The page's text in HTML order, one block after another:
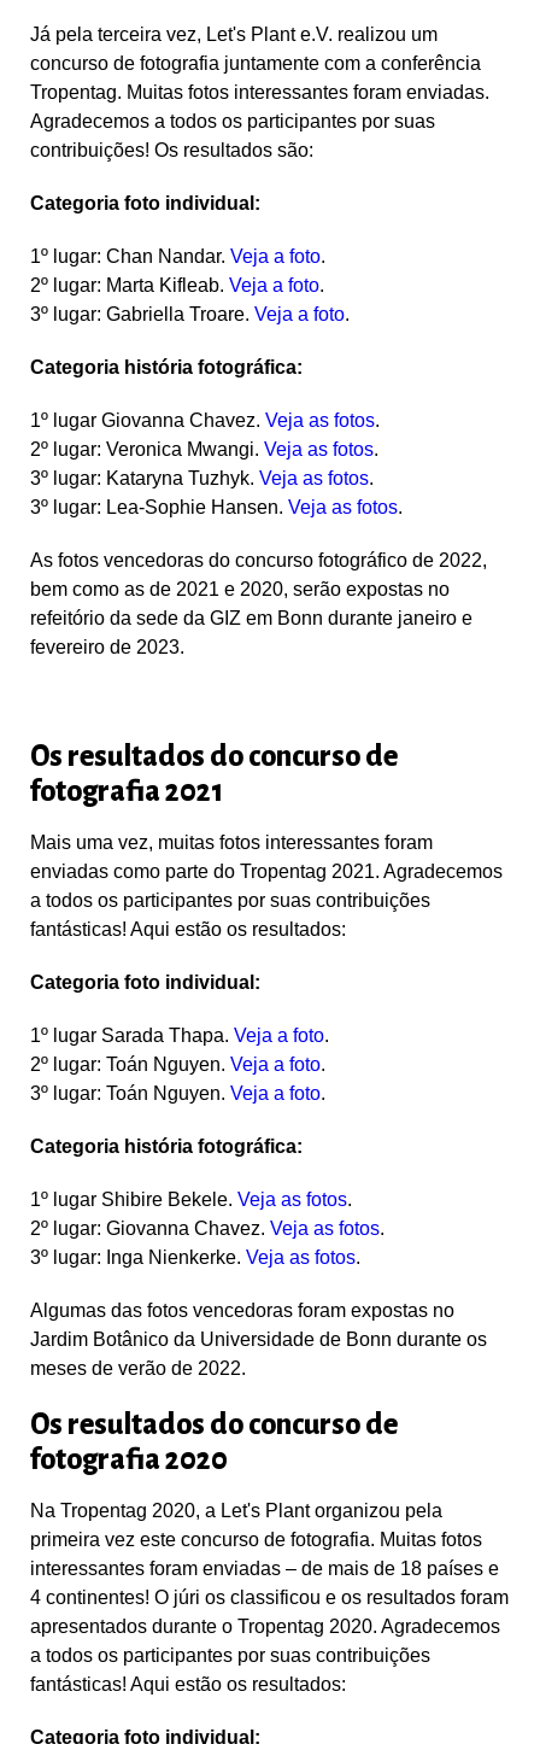
Já pela terceira vez, Let's Plant e.V. realizou um
concurso de fotografia juntamente com a conferência
Tropentag. Muitas fotos interessantes foram enviadas.
Agradecemos a todos os participantes por suas
contribuições! Os resultados são:
Categoria foto individual:
1º lugar: Chan Nandar. Veja a foto.
2º lugar: Marta Kifleab. Veja a foto.
3º lugar: Gabriella Troare. Veja a foto.
Categoria história fotográfica:
1º lugar Giovanna Chavez. Veja as fotos.
2º lugar: Veronica Mwangi. Veja as fotos.
3º lugar: Kataryna Tuzhyk. Veja as fotos.
3º lugar: Lea-Sophie Hansen. Veja as fotos.
As fotos vencedoras do concurso fotográfico de 2022,
bem como as de 2021 e 2020, serão expostas no
refeitório da sede da GIZ em Bonn durante janeiro e
fevereiro de 2023.
Os resultados do concurso de
fotografia 2021
Mais uma vez, muitas fotos interessantes foram
enviadas como parte do Tropentag 2021. Agradecemos
a todos os participantes por suas contribuições
fantásticas! Aqui estão os resultados:
Categoria foto individual:
1º lugar Sarada Thapa. Veja a foto.
2º lugar: Toán Nguyen. Veja a foto.
3º lugar: Toán Nguyen. Veja a foto.
Categoria história fotográfica:
1º lugar Shibire Bekele. Veja as fotos.
2º lugar: Giovanna Chavez. Veja as fotos.
3º lugar: Inga Nienkerke. Veja as fotos.
Algumas das fotos vencedoras foram expostas no
Jardim Botânico da Universidade de Bonn durante os
meses de verão de 2022.
Os resultados do concurso de
fotografia 2020
Na Tropentag 2020, a Let's Plant organizou pela
primeira vez este concurso de fotografia. Muitas fotos
interessantes foram enviadas – de mais de 18 países e
4 continentes! O júri os classificou e os resultados foram
apresentados durante o Tropentag 2020. Agradecemos
a todos os participantes por suas contribuições
fantásticas! Aqui estão os resultados:
Categoria foto individual: